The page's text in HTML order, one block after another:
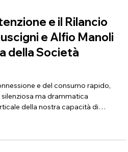
e il Rilancio
e Alfio Manoli
della Società
e del consumo rapido,
ma drammatica